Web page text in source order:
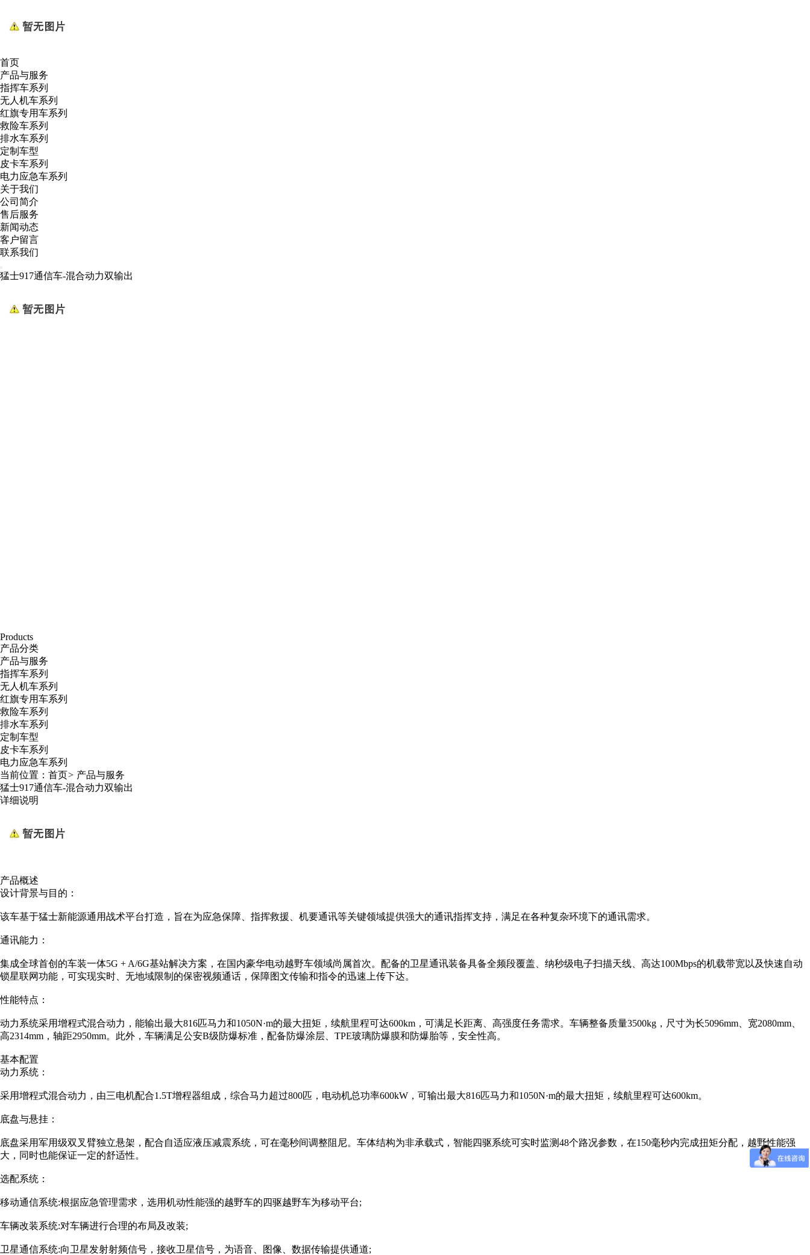
首页
产品与服务
指挥车系列
无人机车系列
红旗专用车系列
救险车系列
排水车系列
定制车型
皮卡车系列
电力应急车系列
关于我们
公司简介
售后服务
新闻动态
客户留言
联系我们
猛士917通信车-混合动力双输出
Products
产品分类
产品与服务
指挥车系列
无人机车系列
红旗专用车系列
救险车系列
排水车系列
定制车型
皮卡车系列
电力应急车系列
当前位置： 首页> 产品与服务
猛士917通信车-混合动力双输出
详细说明
产品概述
设计背景与目的：
该车基于猛士新能源通用战术平台打造，旨在为应急保障、指挥救援、机要通讯等关键领域提供强大的通讯指挥支持，满足在各种复杂环境下的通讯需求。
通讯能力：
集成全球首创的车装一体5G + A/6G基站解决方案，在国内豪华电动越野车领域尚属首次。配备的卫星通讯装备具备全频段覆盖、纳秒级电子扫描天线、高达100Mbps的机载带宽以及快速自动
锁星联网功能，可实现实时、无地域限制的保密视频通话，保障图文传输和指令的迅速上传下达。
性能特点：
动力系统采用增程式混合动力，能输出最大816匹马力和1050N·m的最大扭矩，续航里程可达600km，可满足长距离、高强度任务需求。车辆整备质量3500kg，尺寸为长5096mm、宽2080mm、
高2314mm，轴距2950mm。此外，车辆满足公安B级防爆标准，配备防爆涂层、TPE玻璃防爆膜和防爆胎等，安全性高。
基本配置
动力系统：
采用增程式混合动力，由三电机配合1.5T增程器组成，综合马力超过800匹，电动机总功率600kW，可输出最大816匹马力和1050N·m的最大扭矩，续航里程可达600km。
底盘与悬挂：
底盘采用军用级双叉臂独立悬架，配合自适应液压减震系统，可在毫秒间调整阻尼。车体结构为非承载式，智能四驱系统可实时监测48个路况参数，在150毫秒内完成扭矩分配，越野性能强
大，同时也能保证一定的舒适性。
选配系统：
移动通信系统:根据应急管理需求，选用机动性能强的越野车的四驱越野车为移动平台;
车辆改装系统:对车辆进行合理的布局及改装;
卫星通信系统:向卫星发射射频信号，接收卫星信号，为语音、图像、数据传输提供通道;